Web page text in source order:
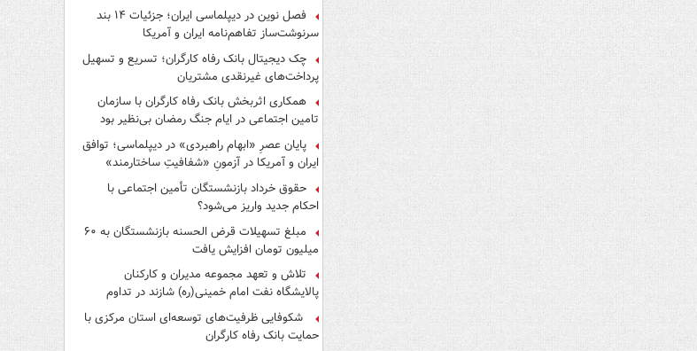
فصل نوین در دیپلماسی ایران؛ جزئیات ۱۴ بند
سرنوشت‌ساز تفاهم‌نامه ایران و آمریکا
چک دیجیتال بانک رفاه کارگران؛ تسریع و تسهیل
پرداخت‌های غیرنقدی مشتریان
همکاری اثربخش بانک رفاه کارگران با سازمان
تامین اجتماعی در ایام جنگ رمضان بی‌نظیر بود
پایان عصرِ «ابهام راهبردی» در دیپلماسی؛ توافق
ایران و آمریکا در آزمونِ «شفافیتِ ساختارمند»
حقوق خرداد بازنشستگان تأمین اجتماعی با
احکام جدید واریز می‌شود؟
مبلغ تسهیلات قرض الحسنه بازنشستگان به ۶۰
میلیون تومان افزایش یافت
تلاش و تعهد مجموعه مدیران و کارکنان
پالایشگاه نفت امام خمینی(ره) شازند در تداوم
تولید در ایام جنگ رمضان، شایسته قدردانی است
شکوفایی ظرفیت‌های توسعه‌ای استان مرکزی با
حمایت بانک رفاه کارگران